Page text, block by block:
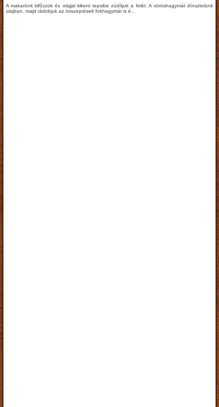
A makarónit kifőzzük és olajjal kikent tepsibe zúdítjuk a felét. A vöröshagymát dínsztelünk
olajban, majd rádobjuk az összepréselt fokhagymát is é...